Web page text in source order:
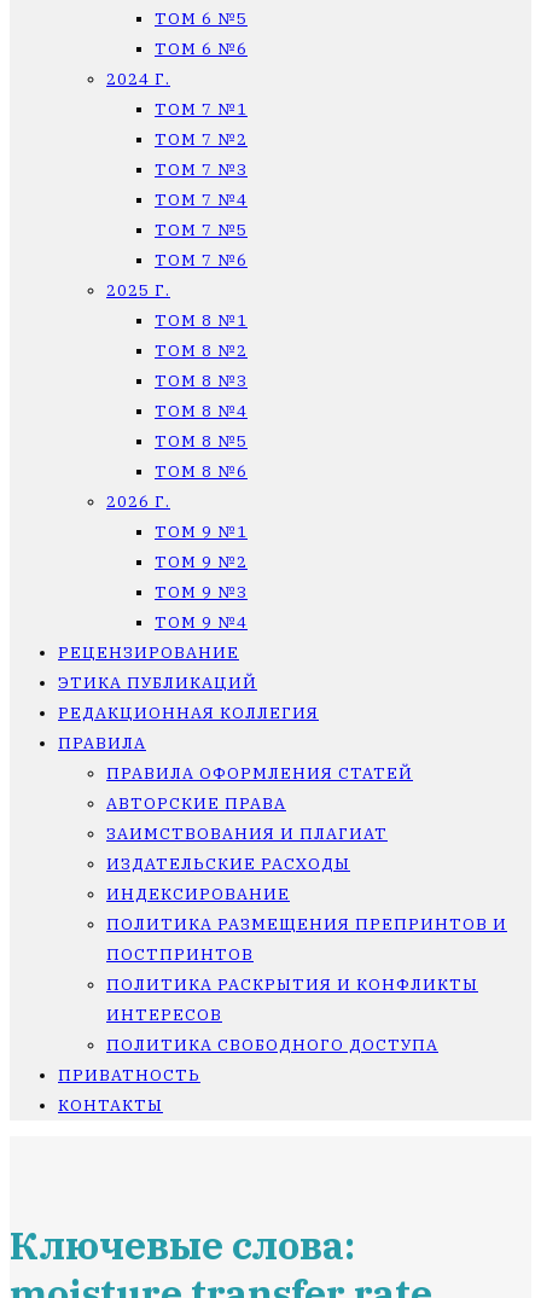
ТОМ 6 №5
ТОМ 6 №6
2024 Г.
ТОМ 7 №1
ТОМ 7 №2
ТОМ 7 №3
ТОМ 7 №4
ТОМ 7 №5
ТОМ 7 №6
2025 Г.
ТОМ 8 №1
ТОМ 8 №2
ТОМ 8 №3
ТОМ 8 №4
ТОМ 8 №5
ТОМ 8 №6
2026 Г.
ТОМ 9 №1
ТОМ 9 №2
ТОМ 9 №3
ТОМ 9 №4
РЕЦЕНЗИРОВАНИЕ
ЭТИКА ПУБЛИКАЦИЙ
РЕДАКЦИОННАЯ КОЛЛЕГИЯ
ПРАВИЛА
ПРАВИЛА ОФОРМЛЕНИЯ СТАТЕЙ
АВТОРСКИЕ ПРАВА
ЗАИМСТВОВАНИЯ И ПЛАГИАТ
ИЗДАТЕЛЬСКИЕ РАСХОДЫ
ИНДЕКСИРОВАНИЕ
ПОЛИТИКА РАЗМЕЩЕНИЯ ПРЕПРИНТОВ И
ПОСТПРИНТОВ
ПОЛИТИКА РАСКРЫТИЯ И КОНФЛИКТЫ
ИНТЕРЕСОВ
ПОЛИТИКА СВОБОДНОГО ДОСТУПА
ПРИВАТНОСТЬ
КОНТАКТЫ
Ключевые слова: